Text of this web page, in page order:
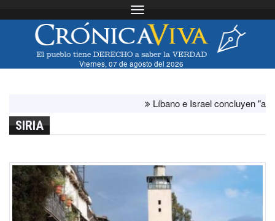
Toggle navigation
Viernes, 07 de agosto del 2026
Líbano e Israel concluyen "antes
SIRIA